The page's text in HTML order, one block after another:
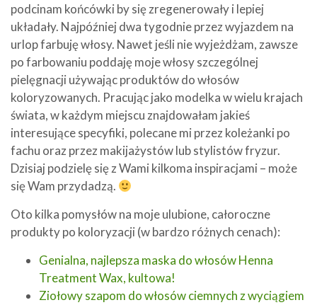
podcinam końcówki by się zregenerowały i lepiej
układały. Najpóźniej dwa tygodnie przez wyjazdem na
urlop farbuję włosy. Nawet jeśli nie wyjeżdżam, zawsze
po farbowaniu poddaję moje włosy szczególnej
pielęgnacji używając produktów do włosów
koloryzowanych. Pracując jako modelka w wielu krajach
świata, w każdym miejscu znajdowałam jakieś
interesujące specyfiki, polecane mi przez koleżanki po
fachu oraz przez makijażystów lub stylistów fryzur.
Dzisiaj podzielę się z Wami kilkoma inspiracjami – może
się Wam przydadzą.
Oto kilka pomysłów na moje ulubione, całoroczne
produkty po koloryzacji (w bardzo różnych cenach):
Genialna, najlepsza maska do włosów Henna
Treatment Wax, kultowa!
Ziołowy szapom do włosów ciemnych z wyciągiem